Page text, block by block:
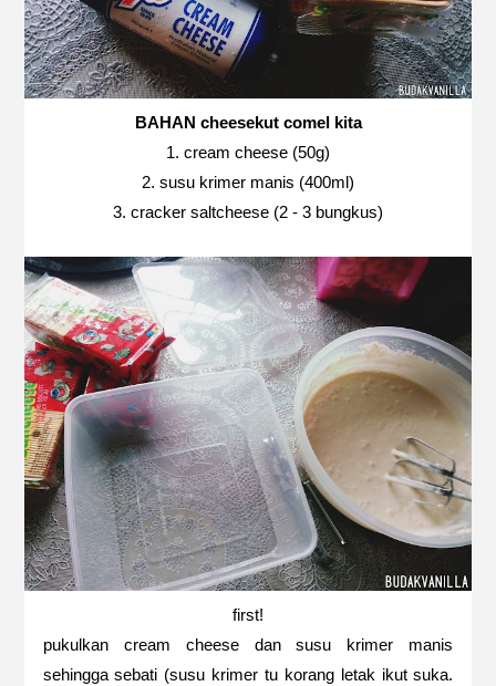
BAHAN cheesekut comel kita
1. cream cheese (50g)
2. susu krimer manis (400ml)
3. cracker saltcheese (2 - 3 bungkus)
first!
pukulkan cream cheese dan susu krimer manis
sehingga sebati (susu krimer tu korang letak ikut suka.